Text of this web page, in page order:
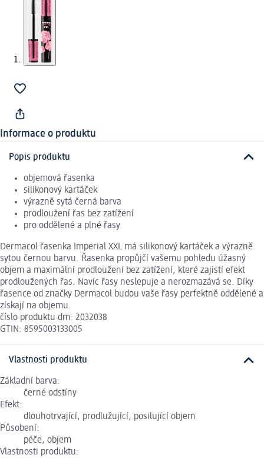
Informace o produktu
Popis produktu
objemová řasenka
silikonový kartáček
výrazně sytá černá barva
prodloužení řas bez zatížení
pro oddělené a plné řasy
Dermacol řasenka Imperial XXL má silikonový kartáček a výrazně
sytou černou barvu. Řasenka propůjčí vašemu pohledu úžasný
objem a maximální prodloužení bez zatížení, které zajistí efekt
prodloužených řas. Navíc řasy neslepuje a nerozmazává se. Díky
řasence od značky Dermacol budou vaše řasy perfektně oddělené a
získají na objemu.
číslo produktu dm: 2032038
GTIN: 8595003133005
Vlastnosti produktu
Základní barva:
černé odstíny
Efekt:
dlouhotrvající, prodlužující, posilující objem
Působení:
péče, objem
Vlastnosti produktu: